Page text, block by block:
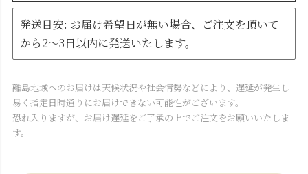
発送目安: お届け希望日が無い場合、ご注文を頂いて
から2～3日以内に発送いたします。
離島地域へのお届けは天候状況や社会情勢などにより、遅延が発生し
易く指定日時通りにお届けできない可能性がございます。
恐れ入りますが、お届け遅延をご了承の上でご注文をお願いいたしま
す。